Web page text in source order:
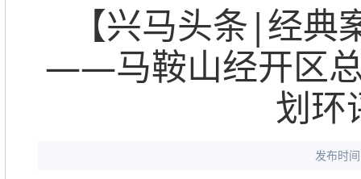
【兴马头条|经
——马鞍山经开区总
划环
发布时